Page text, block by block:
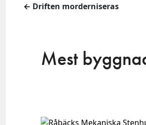
← Driften morderniseras
Mest